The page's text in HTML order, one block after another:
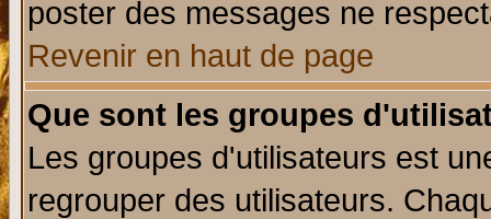
poster des messages ne
Revenir en haut de page
Que sont les groupes
Les groupes d'utilisateurs est
regrouper des utilisateurs.